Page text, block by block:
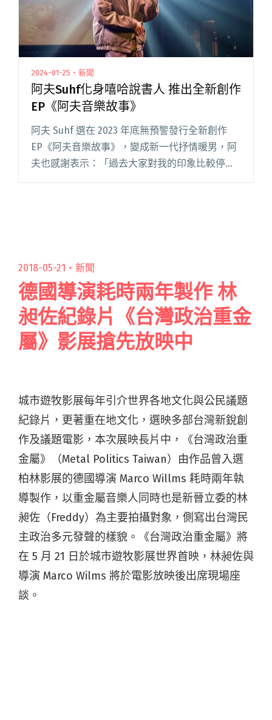
2024-01-25・新聞
阿夫Suhf化身嘻哈說書人 推出全新創作
EP《阿夫音樂故事》
阿夫 Suhf 選在 2023 年底無預警發行全新創作
EP《阿夫音樂故事》，變成新一代抒情暖男，阿
夫也感謝表示：「過去大家對我的印象比較停留
在追逐成功的樣子，這次我改以嘻哈說書人的角
2018-05-21・ 新聞
德國導演耗時兩年製作 林
昶佐紀錄片《台灣政治重金
屬》影展搶先放映中
城市遊牧影展每年引介世界各地文化與公民議題
紀錄片，更著重在地文化，選映多部台灣新銳創
作及議題電影，本次展映長片中，《台灣政治重
金屬》（Metal Politics Taiwan）由作品曾入選
柏林影展的德國導演 Marco Willms 耗時兩年執
導製作，以重金屬音樂人同時也是新晉立委的林
昶佐（Freddy）為主要拍攝對象，側寫出台灣民
主政治多元發聲的樣貌。《台灣政治重金屬》將
在 5 月 21 日於城市遊牧影展世界首映，林昶佐與
導演 Marco Wilms 將於電影放映後出席現場座
談。